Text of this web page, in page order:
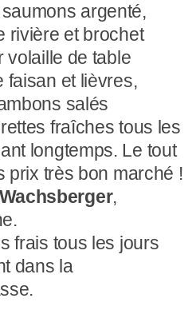
argenté,
rivière et brochet
volaille de table
faisan et lièvres,
salés
fraîches tous les
longtemps. Le tout
prix très bon marché !
,
frais tous les jours
dans la